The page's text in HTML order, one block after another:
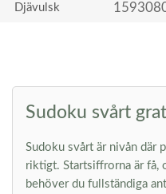
Djävulsk
Sudoku svårt
Sudoku svårt är nivån där
riktigt. Startsiffrorna är få,
behöver du fullständiga